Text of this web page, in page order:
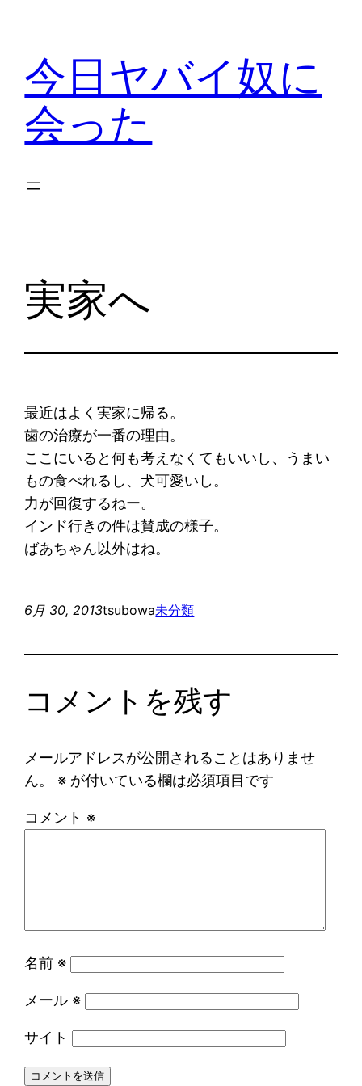
今日ヤバイ奴に
会った
実家へ
最近はよく実家に帰る。
歯の治療が一番の理由。
ここにいると何も考えなくてもいいし、うまい
もの食べれるし、犬可愛いし。
力が回復するねー。
インド行きの件は賛成の様子。
ばあちゃん以外はね。
6月 30, 2013tsubowa未分類
コメントを残す
メールアドレスが公開されることはありませ
ん。
※ が付いている欄は必須項目です
コメント ※
名前 ※
メール ※
サイト